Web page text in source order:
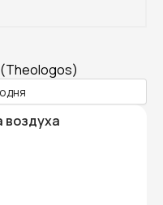
воздуха